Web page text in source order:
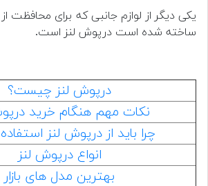
یکی دیگر از لوازم جانبی که برای محافظت از
ساخته شده است درپوش لنز است.
درپوش لنز چیست؟
نکات مهم هنگام خرید
چرا باید از درپوش لنز
انواع درپوش لنز
بهترین مدل های بازار